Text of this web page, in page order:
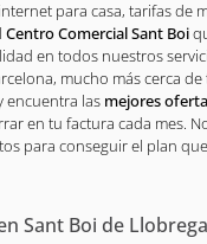
para casa, tarifas de
Centro Comercial Sant Boi
en todos nuestros
mucho más cerca de
encuentra las mejores
en tu factura cada mes.
para conseguir el plan
Sant Boi de